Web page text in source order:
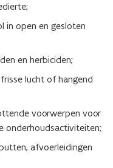
in open en gesloten
en herbiciden;
lucht of hangend
voorwerpen voor
onderhouds­activiteiten;
afvoerleidingen